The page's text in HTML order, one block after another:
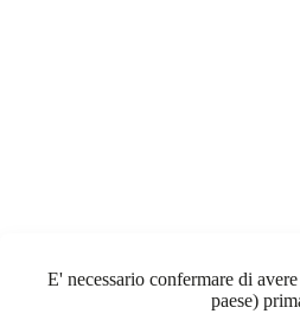
E' necessario confermare di
paese)